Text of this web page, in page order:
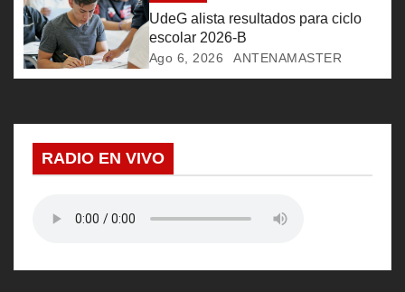
t
r
a
UdeG alista resultados para ciclo
escolar 2026-B
Ago 6, 2026 ANTENAMASTER
RADIO EN VIVO